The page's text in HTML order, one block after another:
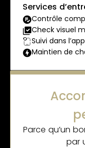
Services
Contrôle
Check visuel
Suivi dans
Maintien de
Parce qu’un
par